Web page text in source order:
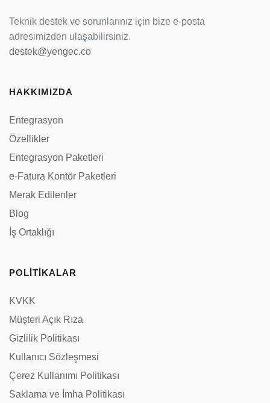
Teknik destek ve sorunlarınız için bize e-posta
adresimizden ulaşabilirsiniz.
destek@yengec.co
HAKKIMIZDA
Entegrasyon
Özellikler
Entegrasyon Paketleri
e-Fatura Kontör Paketleri
Merak Edilenler
Blog
İş Ortaklığı
POLİTİKALAR
KVKK
Müşteri Açık Rıza
Gizlilik Politikası
Kullanıcı Sözleşmesi
Çerez Kullanımı Politikası
Saklama ve İmha Politikası